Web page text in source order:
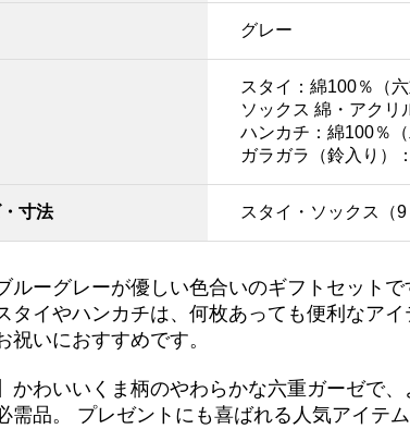
グレー
スタイ：綿100％（六
ソックス 綿・アクリ
ハンカチ：綿100％（
ガラガラ（鈴入り）
寸法 スタイ・ソックス（
ルーグレーが優しい色合いのギフトセットで
タイやハンカチは、何枚あっても便利なア
祝いにおすすめです。
かわいいくま柄のやわらかな六重ガーゼで
需品。 プレゼントにも喜ばれる人気アイテ